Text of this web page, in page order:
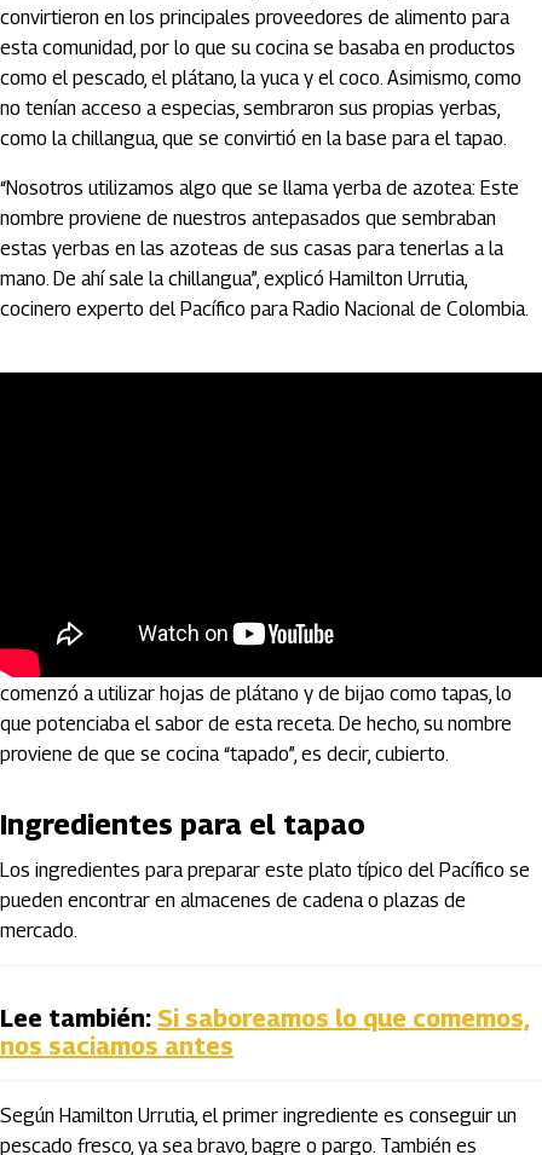
convirtieron en los principales proveedores de alimento para
esta comunidad, por lo que su cocina se basaba en productos
como el pescado, el plátano, la yuca y el coco. Asimismo, como
no tenían acceso a especias, sembraron sus propias yerbas,
como la chillangua, que se convirtió en la base para el tapao.
“Nosotros utilizamos algo que se llama yerba de azotea: Este
nombre proviene de nuestros antepasados que sembraban
estas yerbas en las azoteas de sus casas para tenerlas a la
mano. De ahí sale la chillangua”, explicó Hamilton Urrutia,
cocinero experto del Pacífico para Radio Nacional de Colombia.
Al no contar con suficientes utensilios de cocina, la comunidad
comenzó a utilizar hojas de plátano y de bijao como tapas, lo
que potenciaba el sabor de esta receta. De hecho, su nombre
proviene de que se cocina “tapado”, es decir, cubierto.
Ingredientes para el tapao
Los ingredientes para preparar este plato típico del Pacífico se
pueden encontrar en almacenes de cadena o plazas de
mercado.
Lee también: Si saboreamos lo que comemos,
nos saciamos antes
Según Hamilton Urrutia, el primer ingrediente es conseguir un
pescado fresco, ya sea bravo, bagre o pargo. También es